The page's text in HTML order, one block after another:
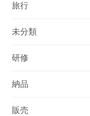
旅行
未分類
研修
納品
販売